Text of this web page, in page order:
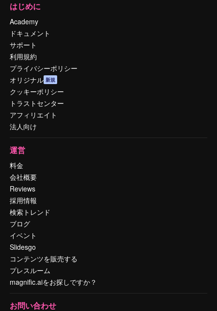
はじめに
Academy
ドキュメント
サポート
利用規約
プライバシーポリシー
オリジナル 新規
クッキーポリシー
トラストセンター
アフィリエイト
法人向け
運営
料金
会社概要
Reviews
採用情報
検索トレンド
ブログ
イベント
Slidesgo
コンテンツを販売する
プレスルーム
magnific.aiをお探しですか？
お問い合わせ